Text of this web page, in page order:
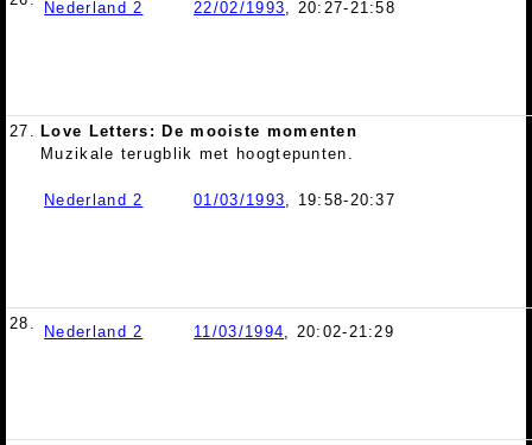
Nederland 2 22/02/1993, 20:27-21:58
27. Love Letters: De mooiste momenten
Muzikale terugblik met hoogtepunten.
Nederland 2 01/03/1993, 19:58-20:37
28. Nederland 2 11/03/1994, 20:02-21:29